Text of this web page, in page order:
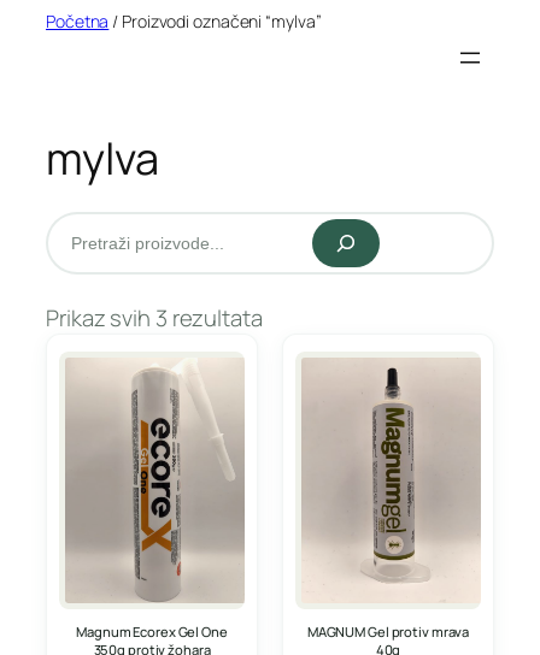
Početna / Proizvodi označeni “mylva”
mylva
Pretraži
Prikaz svih 3 rezultata
Magnum Ecorex Gel One
350g protiv žohara
MAGNUM Gel protiv mrava
40g